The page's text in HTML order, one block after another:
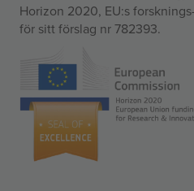
Horizon 2020, EU:s
för sitt förslag nr 782393.